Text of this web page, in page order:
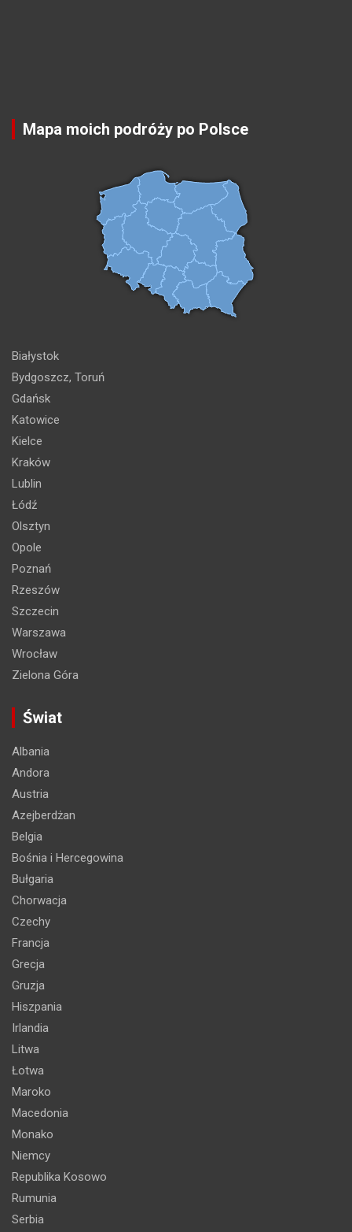
Mapa moich podróży po Polsce
Białystok
Bydgoszcz, Toruń
Gdańsk
Katowice
Kielce
Kraków
Lublin
Łódź
Olsztyn
Opole
Poznań
Rzeszów
Szczecin
Warszawa
Wrocław
Zielona Góra
Świat
Albania
Andora
Austria
Azejberdżan
Belgia
Bośnia i Hercegowina
Bułgaria
Chorwacja
Czechy
Francja
Grecja
Gruzja
Hiszpania
Irlandia
Litwa
Łotwa
Maroko
Macedonia
Monako
Niemcy
Republika Kosowo
Rumunia
Serbia